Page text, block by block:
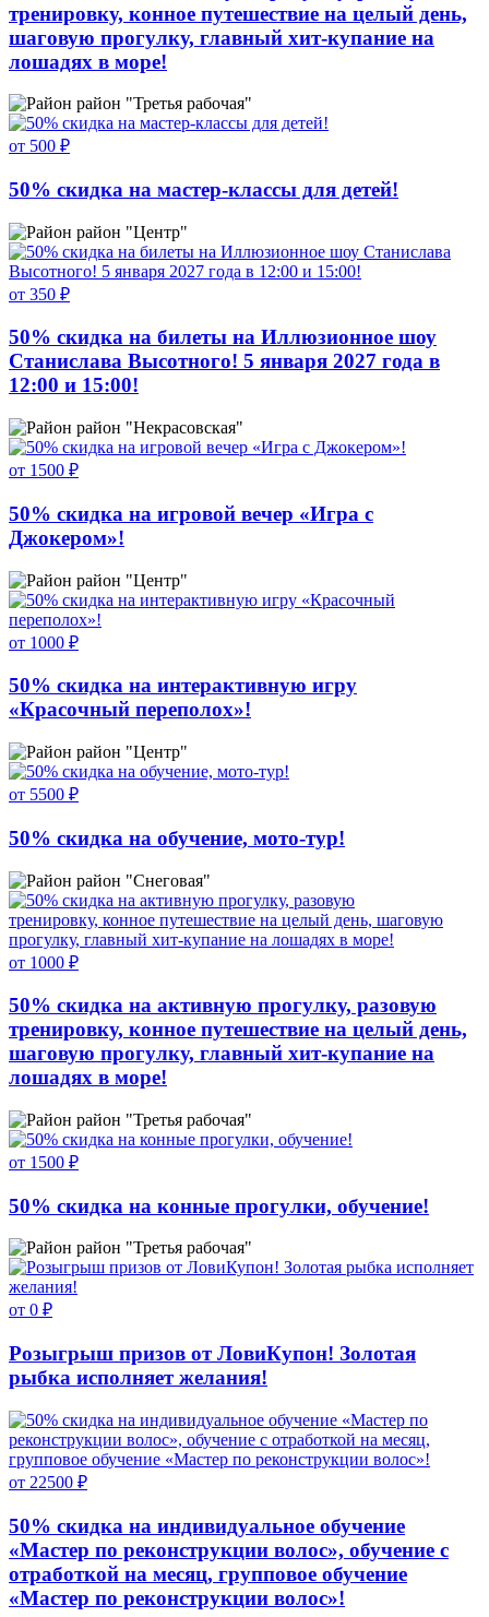
тренировку, конное путешествие на целый день,
шаговую прогулку, главный хит-купание на
лошадях в море!
район "Третья рабочая"
от 500 ₽
50% скидка на мастер-классы для детей!
район "Центр"
от 350 ₽
50% скидка на билеты на Иллюзионное шоу
Станислава Высотного! 5 января 2027 года в
12:00 и 15:00!
район "Некрасовская"
от 1500 ₽
50% скидка на игровой вечер «Игра с
Джокером»!
район "Центр"
от 1000 ₽
50% скидка на интерактивную игру
«Красочный переполох»!
район "Центр"
от 5500 ₽
50% скидка на обучение, мото-тур!
район "Снеговая"
от 1000 ₽
50% скидка на активную прогулку, разовую
тренировку, конное путешествие на целый день,
шаговую прогулку, главный хит-купание на
лошадях в море!
район "Третья рабочая"
от 1500 ₽
50% скидка на конные прогулки, обучение!
район "Третья рабочая"
от 0 ₽
Розыгрыш призов от ЛовиКупон! Золотая
рыбка исполняет желания!
от 22500 ₽
50% скидка на индивидуальное обучение
«Мастер по реконструкции волос», обучение с
отработкой на месяц, групповое обучение
«Мастер по реконструкции волос»!